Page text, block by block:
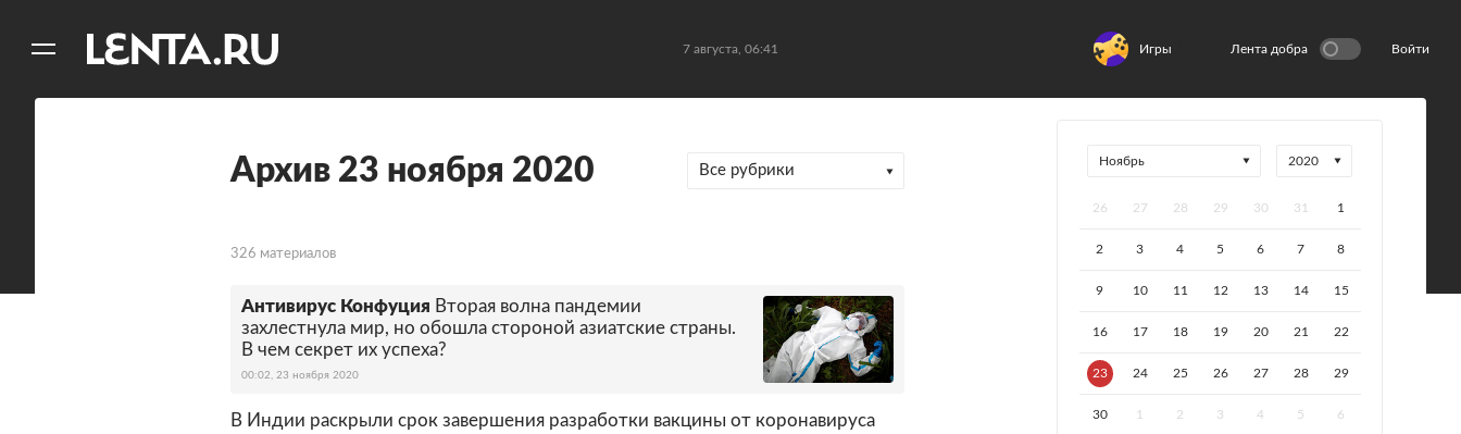
7 августа, 06:41 Игры Лента добра Войти
Архив 23 ноября 2020 Все рубрики
326 материалов
Антивирус Конфуция Вторая волна пандемии
захлестнула мир, но обошла стороной азиатские страны.
В чем секрет их успеха?
00:02, 23 ноября 2020
В Индии раскрыли срок завершения разработки вакцины от коронавируса
26 27 28 29 30 31 1
2 3 4 5 6 7 8
9 10 11 12 13 14 15
16 17 18 19 20 21 22
23 24 25 26 27 28 29
30 1 2 3 4 5 6